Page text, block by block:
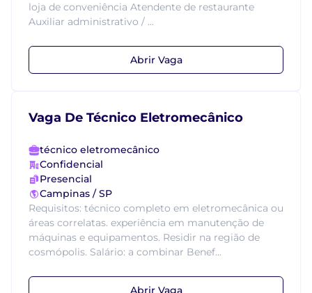
loja de conveniência Atendente de restaurante
Auxiliar administrativo / ...
Abrir Vaga
Vaga De Técnico Eletromecânico
técnico eletromecânico
Confidencial
Presencial
Campinas / SP
Requisitos: técnico completo em eletromecânica ou
áreas correlatas. experiência em manutenção de
máquinas e equipamentos. Residir na região de
cosmópolis. Salário: a combinar Benef...
Abrir Vaga